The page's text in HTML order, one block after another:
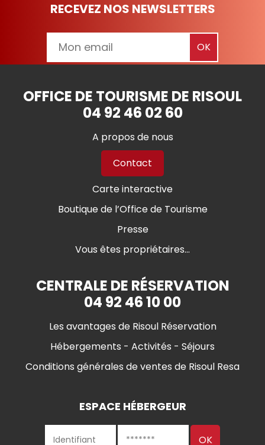
RECEVEZ NOS NEWSLETTERS
OFFICE DE TOURISME DE RISOUL
04 92 46 02 60
A propos de nous
Contact
Carte interactive
Boutique de l’Office de Tourisme
Presse
Vous êtes propriétaires...
CENTRALE DE RÉSERVATION
04 92 46 10 00
Les avantages de Risoul Réservation
Hébergements - Activités - Séjours
Conditions générales de ventes de Risoul Resa
ESPACE HÉBERGEUR